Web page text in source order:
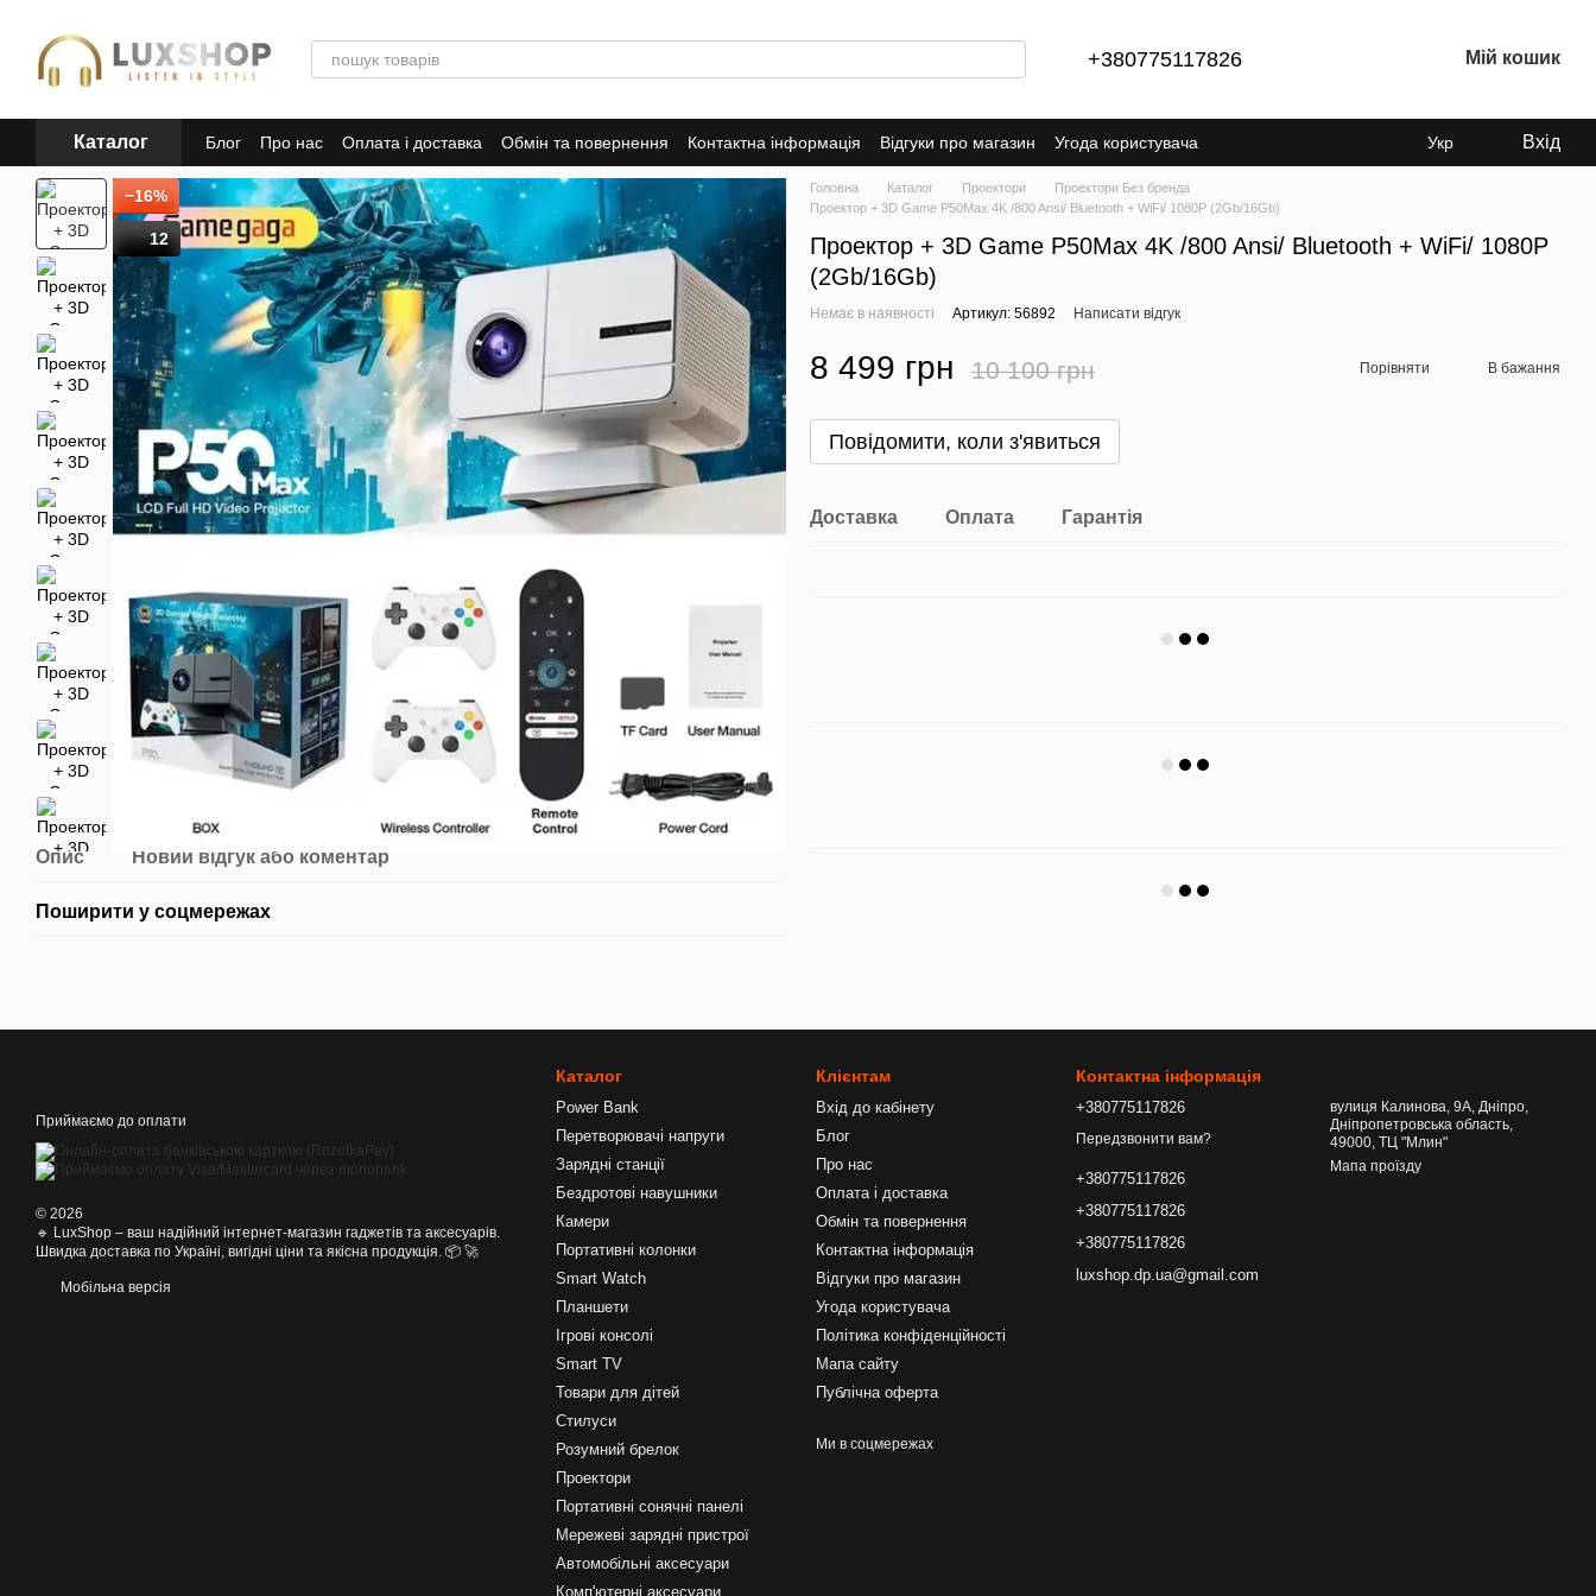
+380775117826 Мій кошик
Каталог Блог Про нас Оплата і доставка Обмін та повернення Контактна інформація Відгуки про магазин
Угода користувача
Політика конфіденційності
Публічна оферта
Укр Вхід
−16%
12
Опис Новий відгук або коментар
Поширити у соцмережах
Головна Каталог Проектори
Проектори Без бренда
Проектор + 3D Game P50Max 4K /800 Ansi/ Bluetooth + WiFi/ 1080P (2Gb/16Gb)
Проектор + 3D Game P50Max 4K /800 Ansi/ Bluetooth + WiFi/ 1080P
(2Gb/16Gb)
Немає в наявності Артикул: 56892 Написати відгук
8 499 грн 10 100 грн Порівняти В бажання
Повідомити, коли з'явиться
Доставка Оплата Гарантія
Приймаємо до оплати
© 2026
🔹 LuxShop – ваш надійний інтернет-магазин гаджетів та аксесуарів.
Швидка доставка по Україні, вигідні ціни та якісна продукція. 📦 🚀
Мобільна версія
Каталог
Power Bank
Перетворювачі напруги
Зарядні станції
Бездротові навушники
Камери
Портативні колонки
Smart Watch
Планшети
Ігрові консолі
Smart TV
Товари для дітей
Стилуси
Розумний брелок
Проектори
Портативні сонячні панелі
Мережеві зарядні пристрої
Автомобільні аксесуари
Комп'ютерні аксесуари
Клієнтам
Вхід до кабінету
Блог
Про нас
Оплата і доставка
Обмін та повернення
Контактна інформація
Відгуки про магазин
Угода користувача
Політика конфіденційності
Мапа сайту
Публічна оферта
Ми в соцмережах
Контактна інформація
+380775117826
Передзвонити вам?
+380775117826
+380775117826
+380775117826
luxshop.dp.ua@gmail.com
вулиця Калинова, 9А, Дніпро,
Дніпропетровська область,
49000, ТЦ "Млин"
Мапа проїзду